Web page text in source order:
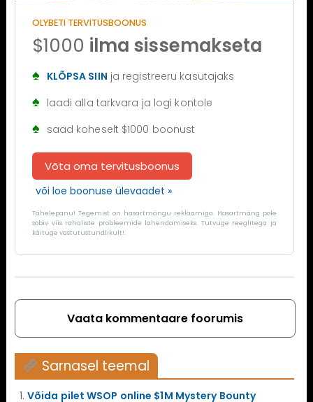
OLYBETI TERVITUSBOONUS
$1000 ilma sissemakseta
KLÕPSA SIIN ja registreeru kasutajaks
laadi alla tarkvara ja logi kontole
saad koheselt $1000 boonust
Võta oma tervitusboonus
või loe boonuse ülevaadet »
Tähelepanu! Tegemist on hasartmängu reklaamiga. Hasartmäng pole
sobiv viis rahaliste probleemide lahendamiseks. Tutvuge reeglitega ja
käituge vastutustundlikult!.
Vaata kommentaare foorumis
Sarnasel teemal
Võida pilet WSOP online $1M Mystery Bounty